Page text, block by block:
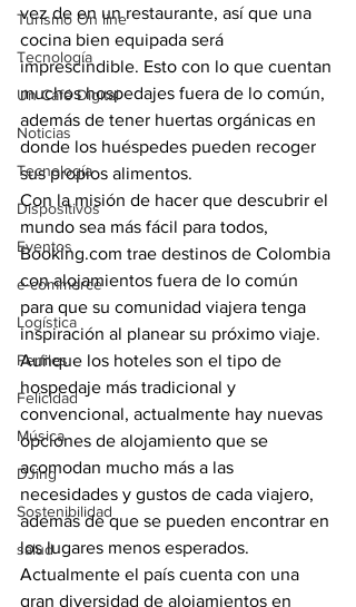
Turismo On line
Tecnología
Un Café Digital
Noticias
Tecnología
Dispositivos
Eventos
e-commerce
Logística
Perfiles
Felicidad
Música
DJing
Sostenibilidad
salud
vez de en un restaurante, así que una
cocina bien equipada será
imprescindible. Esto con lo que cuentan
muchos hospedajes fuera de lo común,
además de tener huertas orgánicas en
donde los huéspedes pueden recoger
sus propios alimentos.
Con la misión de hacer que descubrir el
mundo sea más fácil para todos,
Booking.com trae destinos de Colombia
con alojamientos fuera de lo común
para que su comunidad viajera tenga
inspiración al planear su próximo viaje.
Aunque los hoteles son el tipo de
hospedaje más tradicional y
convencional, actualmente hay nuevas
opciones de alojamiento que se
acomodan mucho más a las
necesidades y gustos de cada viajero,
además de que se pueden encontrar en
los lugares menos esperados.
Actualmente el país cuenta con una
gran diversidad de alojamientos en